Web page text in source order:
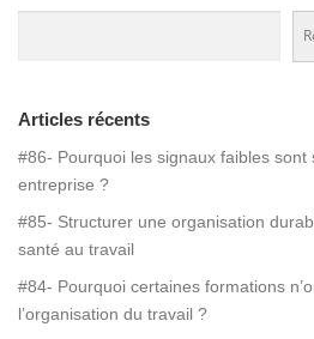
Articles récents
#86- Pourquoi les signaux faibles sont
entreprise ?
#85- Structurer une organisation
santé au travail
#84- Pourquoi certaines formations
l’organisation du travail ?